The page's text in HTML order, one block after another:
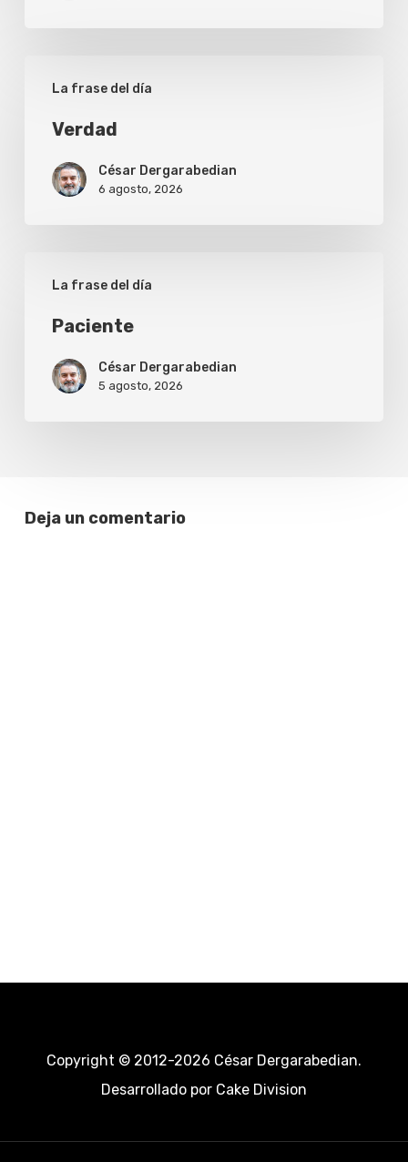
La frase del día
Verdad
César Dergarabedian
6 agosto, 2026
La frase del día
Paciente
César Dergarabedian
5 agosto, 2026
Deja un comentario
Copyright © 2012-2026 César Dergarabedian.
Desarrollado porCake Division